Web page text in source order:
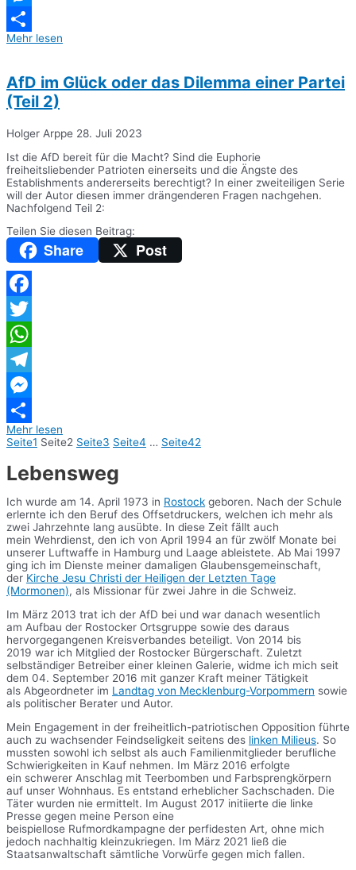
Messenger
Teilen
Mehr lesen
AfD im Glück oder das Dilemma einer Partei
(Teil 2)
Holger Arppe 28. Juli 2023
Ist die AfD bereit für die Macht? Sind die Euphorie
freiheitsliebender Patrioten einerseits und die Ängste des
Establishments andererseits berechtigt? In einer zweiteiligen Serie
will der Autor diesen immer drängenderen Fragen nachgehen.
Nachfolgend Teil 2:
Teilen Sie diesen Beitrag:
Share Post
Facebook
Twitter
WhatsApp
Telegram
Messenger
Teilen
Mehr lesen
Seite1 Seite2 Seite3 Seite4 … Seite42
Lebensweg
Ich wurde am 14. April 1973 in Rostock geboren. Nach der Schule
erlernte ich den Beruf des Offsetdruckers, welchen ich mehr als
zwei Jahrzehnte lang ausübte. In diese Zeit fällt auch
mein Wehrdienst, den ich von April 1994 an für zwölf Monate bei
unserer Luftwaffe in Hamburg und Laage ableistete. Ab Mai 1997
ging ich im Dienste meiner damaligen Glaubensgemeinschaft,
der Kirche Jesu Christi der Heiligen der Letzten Tage
(Mormonen), als Missionar für zwei Jahre in die Schweiz.
Im März 2013 trat ich der AfD bei und war danach wesentlich
am Aufbau der Rostocker Ortsgruppe sowie des daraus
hervorgegangenen Kreisverbandes beteiligt. Von 2014 bis
2019 war ich Mitglied der Rostocker Bürgerschaft. Zuletzt
selbständiger Betreiber einer kleinen Galerie, widme ich mich seit
dem 04. September 2016 mit ganzer Kraft meiner Tätigkeit
als Abgeordneter im Landtag von Mecklenburg-Vorpommern sowie
als politischer Berater und Autor.
Mein Engagement in der freiheitlich-patriotischen Opposition führte
auch zu wachsender Feindseligkeit seitens des linken Milieus. So
mussten sowohl ich selbst als auch Familienmitglieder berufliche
Schwierigkeiten in Kauf nehmen. Im März 2016 erfolgte
ein schwerer Anschlag mit Teerbomben und Farbsprengkörpern
auf unser Wohnhaus. Es entstand erheblicher Sachschaden. Die
Täter wurden nie ermittelt. Im August 2017 initiierte die linke
Presse gegen meine Person eine
beispiellose Rufmordkampagne der perfidesten Art, ohne mich
jedoch nachhaltig kleinzukriegen. Im März 2021 ließ die
Staatsanwaltschaft sämtliche Vorwürfe gegen mich fallen.